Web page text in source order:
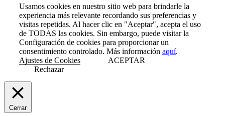
Usamos cookies en nuestro sitio web para brindarle la
experiencia más relevante recordando sus preferencias y
visitas repetidas. Al hacer clic en "Aceptar", acepta el uso
de TODAS las cookies. Sin embargo, puede visitar la
Configuración de cookies para proporcionar un
consentimiento controlado. Más información aquí.
Ajustes de Cookies
ACEPTAR
Rechazar
Cerrar